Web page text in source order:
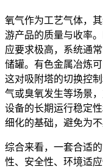
氧气作为工艺气体，
游产品的质量与收率
应要求极高，系统通
储罐。有色金属冶炼
这对吸附塔的切换控
气或臭氧发生等场景
设备的长期运行稳定
细化的基础，避免为
综合来看，一套合适
性、安全性、环境适